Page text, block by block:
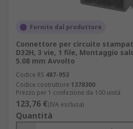
Fornito dal produttore
Connettore per circuito
D32H, 3 vie, 1 file, Montaggio
5.08 mm Avvolto
Codice RS 487-953
Codice costruttore 1378300
Prezzo per 1 confezione da 100 unità
123,76 €(IVA esclusa)
Quantità